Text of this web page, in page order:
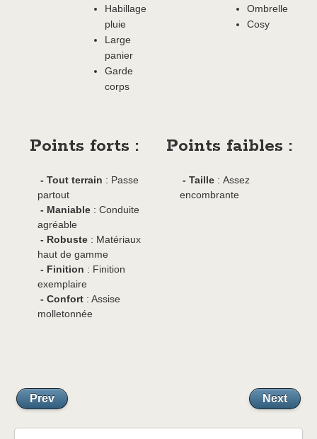
Habillage
pluie
Large
panier
Garde
corps
Ombrelle
Cosy
Points forts :
- Tout terrain : Passe
partout
- Maniable : Conduite
agréable
- Robuste : Matériaux
haut de gamme
- Finition : Finition
exemplaire
- Confort : Assise
molletonnée
Points faibles :
- Taille: Assez
encombrante
Prev Next